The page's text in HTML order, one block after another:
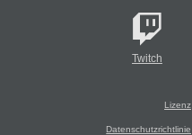
Twitch
Lizenz
Datenschutzrichtlinie